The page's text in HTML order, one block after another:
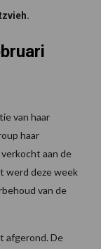
van haar
haar
aan de
werd deze week
van de
afgerond. De